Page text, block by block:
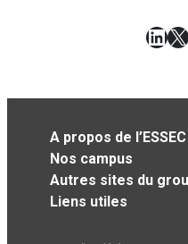
X
A propos de l’ESSEC
Nos campus
Autres sites du
Liens utiles